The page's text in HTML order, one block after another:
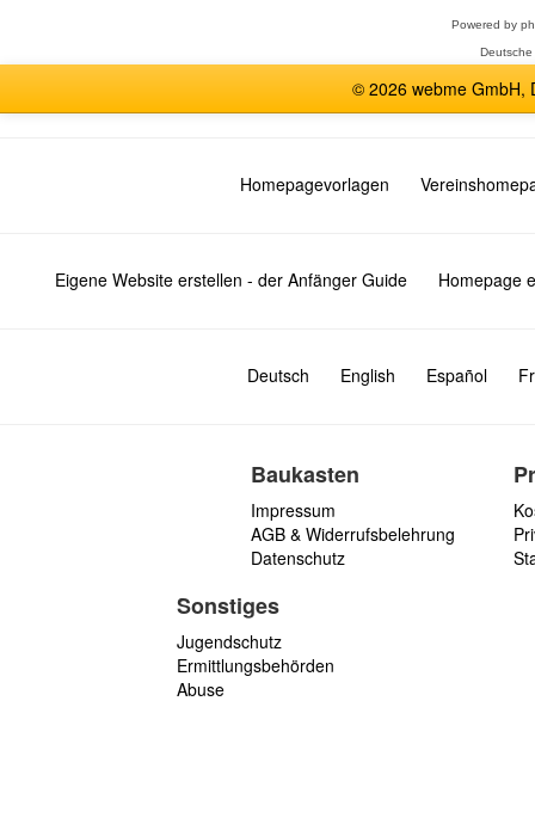
Powered by
© 2026 webme GmbH,
Homepagevorlagen
Eigene Website erstellen - der Anfänger Guide Homepage
Deutsch English Español
Baukasten
Impressum
AGB & Widerrufsbelehrung
Datenschutz
Sonstiges
Jugendschutz
Ermittlungsbehörden
Abuse